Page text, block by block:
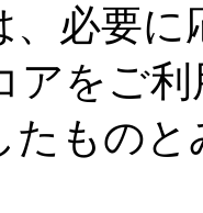
、必要
アをご
たもの